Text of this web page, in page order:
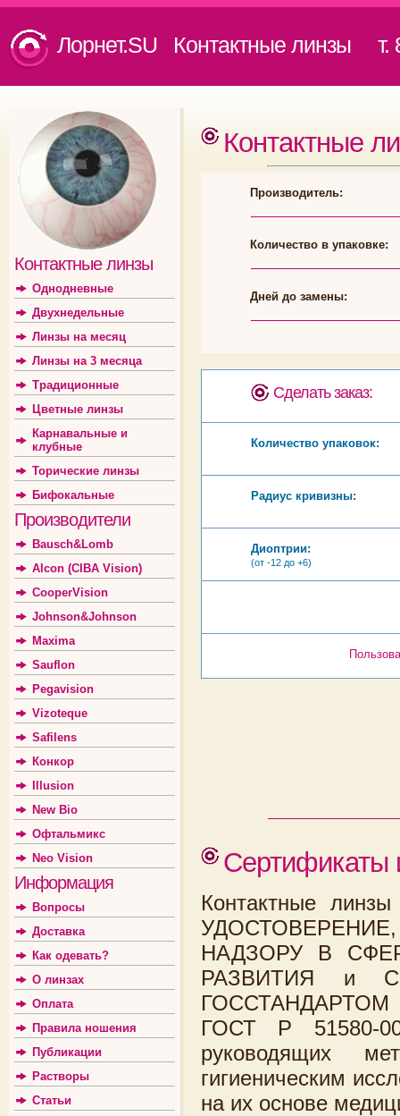
Лорнет.SU Контактные линзы т.
Контактные линзы
Однодневные
Двухнедельные
Линзы на месяц
Линзы на 3 месяца
Традиционные
Цветные линзы
Карнавальные и
клубные
Торические линзы
Бифокальные
Производители
Bausch&Lomb
Alcon (CIBA Vision)
CooperVision
Johnson&Johnson
Maxima
Sauflon
Pegavision
Vizoteque
Safilens
Конкор
Illusion
New Bio
Офтальмикс
Neo Vision
Информация
Вопросы
Доставка
Как одевать?
О линзах
Оплата
Правила ношения
Публикации
Растворы
Статьи
Контактные
Производитель:
Количество в упаковке:
Дней до замены:
Сделать заказ:
Количество упаковок:
Радиус кривизны:
Диоптрии:
(от -12 до +6)
Сертификаты
Контактные
НАДЗОРУ В
РАЗВИТИЯ и
ГОССТАНДАРТОМ
ГОСТ Р 51580-
руководящих
гигиеническим
на их основе